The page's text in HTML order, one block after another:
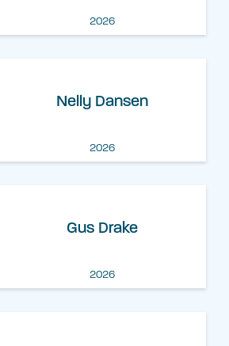
2026
Nelly Dansen
2026
Gus Drake
2026